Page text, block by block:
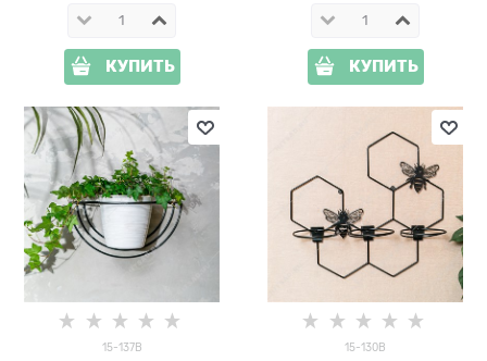
КУПИТЬ КУПИТЬ
15-137B 15-130B